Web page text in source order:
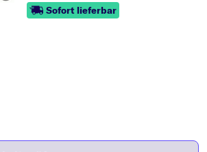
Sofort lieferbar